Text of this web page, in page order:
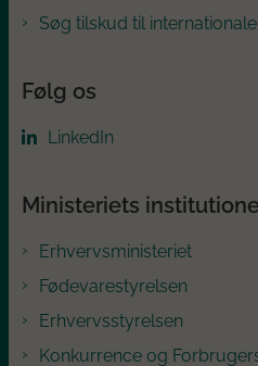
Søg tilskud til
Følg os
LinkedIn
Ministeriets
Erhvervsministeriet
Fødevarestyrelsen
Erhvervsstyrelsen
Konkurrence og